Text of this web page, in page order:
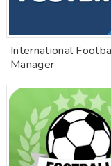
International
Manager